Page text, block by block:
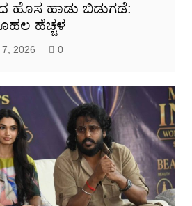
ಹೊಸ ಹಾಡು ಬಿಡುಗಡೆ:
ಹೆಚ್ಚಳ
2026 0